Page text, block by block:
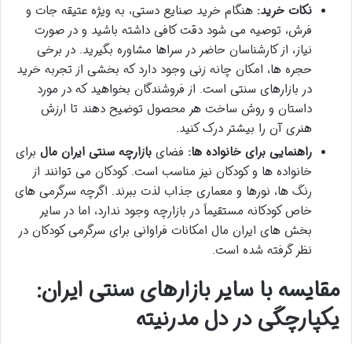
نکات خرید: هنگام خرید صنایع دستی، به ویژه عتیقه جات و
فرش، توصیه می شود دقت کافی داشته باشید و در صورت
نیاز، از کارشناسان حاضر در سراها مشاوره بگیرید. در برخی
حجره ها، امکان چانه زنی وجود دارد که بخشی از تجربه خرید
در بازارهای سنتی است. از فروشندگان بخواهید که در مورد
داستان و روش ساخت هر محصول توضیح دهند تا ارزش
هنری آن را بیشتر درک کنید.
راهنمایی برای خانواده ها: فضای بازارچه سنتی ایران مال برای
خانواده ها و کودکان نیز مناسب است. کودکان می توانند از
رنگ ها، نورها و معماری جذاب لذت ببرند. اگرچه سرگرمی های
خاص کودکانه مستقیماً در بازارچه وجود ندارد، اما در سایر
بخش های ایران مال امکانات فراوانی برای سرگرمی کودکان در
نظر گرفته شده است.
مقایسه با سایر بازارهای سنتی ایران:
یکپارچگی در دل مدرنیته